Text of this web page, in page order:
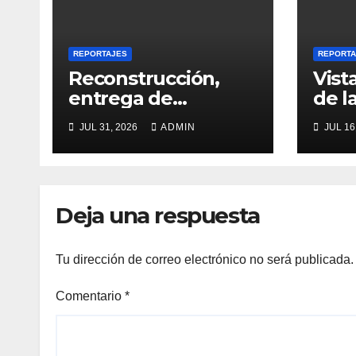
REPORTAJES
Reconstrucción,
entrega de
viviendas y ayuda
internacional
JUL 31, 2026 ADMIN
de
JUL
Deja una respuesta
Tu dirección de correo electrónico no será publicada.
Comentario *